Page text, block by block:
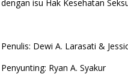
dengan isu Hak Kesehatan
Penulis: Dewi A. Larasati &
Penyunting: Ryan A. Syakur